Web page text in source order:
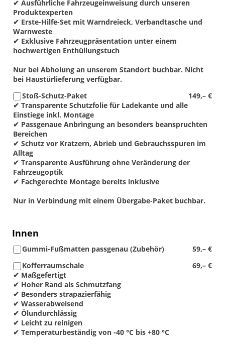
✔ Ausführliche Fahrzeugeinweisung durch unseren
Produktexperten
✔ Erste-Hilfe-Set mit Warndreieck, Verbandtasche und
Warnweste
✔ Exklusive Fahrzeugpräsentation unter einem
hochwertigen Enthüllungstuch
Nur bei Abholung an unserem Standort buchbar. Nicht
bei Haustürlieferung verfügbar.
149,– €
Stoß-Schutz-Paket
✔ Transparente Schutzfolie für Ladekante und alle
Einstiege inkl. Montage
✔ Passgenaue Anbringung an besonders beanspruchten
Bereichen
✔ Schutz vor Kratzern, Abrieb und Gebrauchsspuren im
Alltag
✔ Transparente Ausführung ohne Veränderung der
Fahrzeugoptik
✔ Fachgerechte Montage bereits inklusive
Nur in Verbindung mit einem Übergabe-Paket buchbar.
Innen
59,– €
Gummi-Fußmatten passgenau (Zubehör)
69,– €
Kofferraumschale
✔ Maßgefertigt
✔ Hoher Rand als Schmutzfang
✔ Besonders strapazierfähig
✔ Wasserabweisend
✔ Ölundurchlässig
✔ Leicht zu reinigen
✔ Temperaturbeständig von -40 °C bis +80 °C